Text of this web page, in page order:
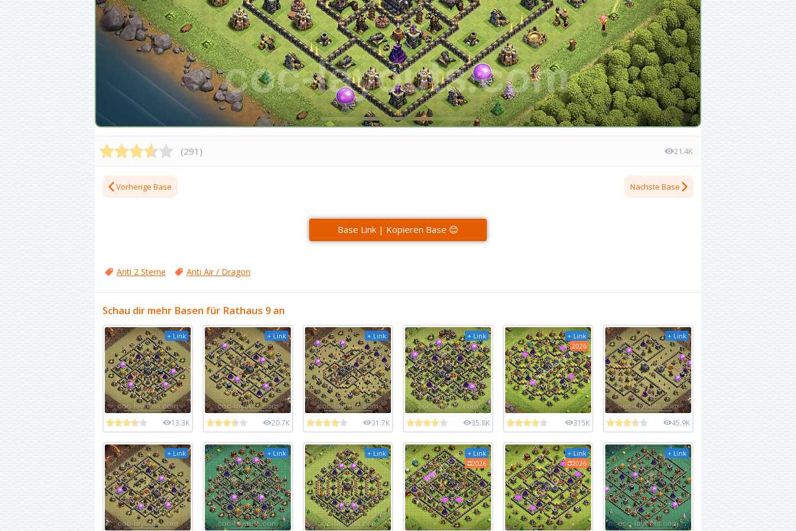
(291 ) 21.4K
Vorherige Base Nächste Base
Base Link | Kopieren Base 😊
Anti 2 Sterne Anti Air / Dragon
Schau dir mehr Basen für Rathaus 9 an
+ Link
13.3K
+ Link
20.7K
+ Link
31.7K
+ Link
35.8K
+ Link
2026
315K
+ Link
45.9K
+ Link + Link + Link
+ Link
2026
+ Link
2026
+ Link